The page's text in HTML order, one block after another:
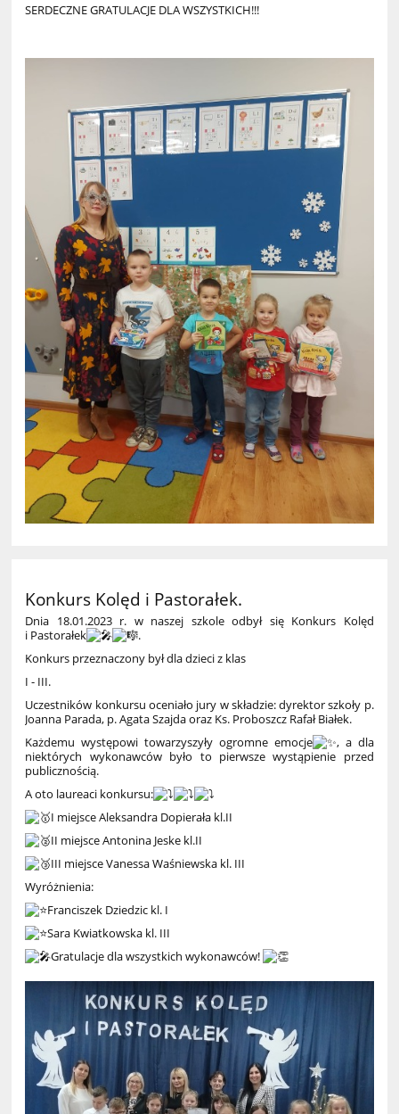
SERDECZNE GRATULACJE DLA WSZYSTKICH!!!
Konkurs Kolęd i Pastorałek.
Dnia 18.01.2023 r. w naszej szkole odbył się Konkurs Kolęd
i Pastorałek
.
Konkurs przeznaczony był dla dzieci z klas
I - III.
Uczestników konkursu oceniało jury w składzie: dyrektor szkoły p.
Joanna Parada, p. Agata Szajda oraz Ks. Proboszcz Rafał Białek.
Każdemu występowi towarzyszyły ogromne emocje
, a dla
niektórych wykonawców było to pierwsze wystąpienie przed
publicznością.
A oto laureaci konkursu:
I miejsce Aleksandra Dopierała kl.II
II miejsce Antonina Jeske kl.II
III miejsce Vanessa Waśniewska kl. III
Wyróżnienia:
Franciszek Dziedzic kl. I
Sara Kwiatkowska kl. III
Gratulacje dla wszystkich wykonawców!